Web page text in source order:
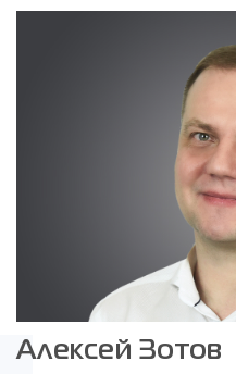
Алексей Зотов